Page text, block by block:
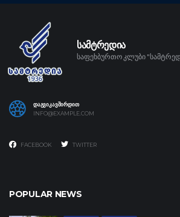
ᲡᲐᲛᲢᲠᲔᲓᲘᲐ
საფეხბურთო კლუბი
ᲓᲐᲒᲕᲘᲙᲐᲕᲨᲘᲠᲓᲘᲗ
INFO@EXAMPLE.COM
FACEBOOK TWITTER
POPULAR NEWS